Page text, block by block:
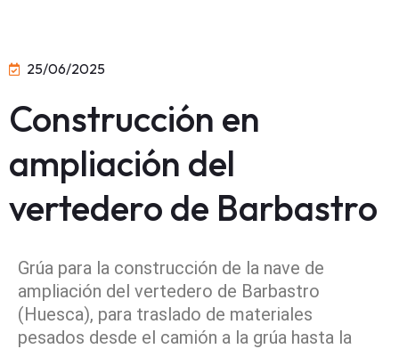
25/06/2025
Construcción en
ampliación del
vertedero de Barbastro
Grúa para la construcción de la nave de
ampliación del vertedero de Barbastro
(Huesca), para traslado de materiales
pesados desde el camión a la grúa hasta la